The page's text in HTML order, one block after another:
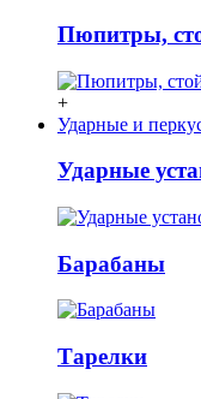
Пюпитры,
+
Ударные и
Ударные
Барабаны
Тарелки